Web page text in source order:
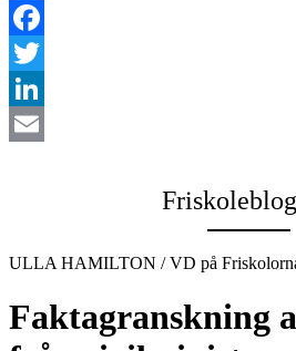
Facebook
Twitter
LinkedIn
ULLA HAMILTON / VD på
Faktagranskning